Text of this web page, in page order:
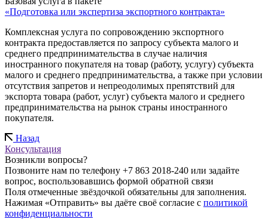
«Подготовка или экспертиза экспортного контракта»
Комплексная услуга по сопровождению экспортного
контракта предоставляется по запросу субъекта малого и
среднего предпринимательства в случае наличия
иностранного покупателя на товар (работу, услугу) субъекта
малого и среднего предпринимательства, а также при условии
отсутствия запретов и непреодолимых препятствий для
экспорта товара (работ, услуг) субъекта малого и среднего
предпринимательства на рынок страны иностранного
покупателя.
Назад
Консультация
Возникли вопросы?
Позвоните нам по телефону +7 863 2018-240 или задайте
вопрос, воспользовавшись формой обратной связи
Поля отмеченные звёздочкой обязательны для заполнения.
Нажимая «Отправить» вы даёте своё согласие с политикой
конфиденциальности